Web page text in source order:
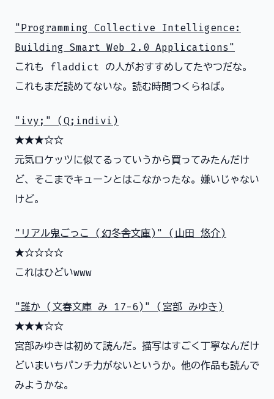
"Programming Collective Intelligence:
Building Smart Web 2.0 Applications"
これも fladdict の人がおすすめしてたやつだな。
これもまだ読めてないな。読む時間つくらねば。
"ivy;" (Q;indivi)
★★★☆☆
元気ロケッツに似てるっていうから買ってみたんだけ
ど、そこまでキューンとはこなかったな。嫌いじゃない
けど。
"リアル鬼ごっこ (幻冬舎文庫)" (山田 悠介)
★☆☆☆☆
これはひどいwww
"誰か (文春文庫 み 17-6)" (宮部 みゆき)
★★★☆☆
宮部みゆきは初めて読んだ。描写はすごく丁寧なんだけ
どいまいちパンチ力がないというか。他の作品も読んで
みようかな。